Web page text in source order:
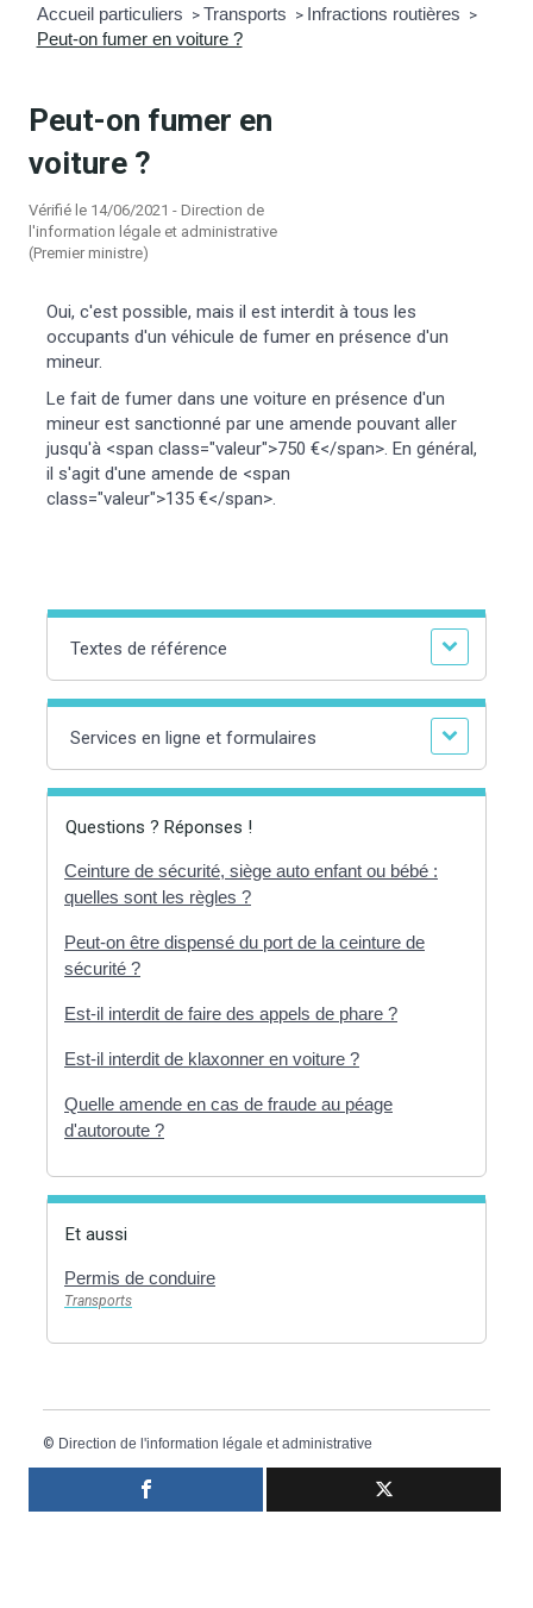
municipaux
sur la commune
d’urbanisme
Association
voirie, arrêté de circulation et
domaine public
à la commune
Accueil particuliers > Transports > Infractions routières >
Peut-on fumer en voiture ?
Peut-on fumer en
voiture ?
Vérifié le 14/06/2021 - Direction de
l'information légale et administrative
(Premier ministre)
Oui, c'est possible, mais il est interdit à tous les
occupants d'un véhicule de fumer en présence d'un
mineur.
Le fait de fumer dans une voiture en présence d'un
mineur est sanctionné par une amende pouvant aller
jusqu'à <span class="valeur">750 €</span>. En général,
il s'agit d'une amende de <span
class="valeur">135 €</span>.
Textes de référence
Services en ligne et formulaires
Questions ? Réponses !
Ceinture de sécurité, siège auto enfant ou bébé :
quelles sont les règles ?
Peut-on être dispensé du port de la ceinture de
sécurité ?
Est-il interdit de faire des appels de phare ?
Est-il interdit de klaxonner en voiture ?
Quelle amende en cas de fraude au péage
d'autoroute ?
Et aussi
Permis de conduire
Transports
© Direction de l'information légale et administrative